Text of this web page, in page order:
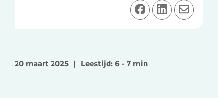
D
e
o
p
D
e
D
e
20 maart 2025 | Leestijd: 6 - 7 min